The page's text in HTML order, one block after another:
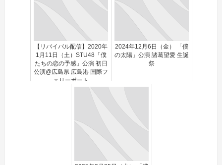
【リバイバル配信】2020年
1月11日（土）STU48「僕
たちの恋の予感」公演 初日
公演@広島県 広島港 国際フ
ェリーポート
2024年12月6日（金） 「僕
の太陽」公演 諸葛望愛 生誕
祭